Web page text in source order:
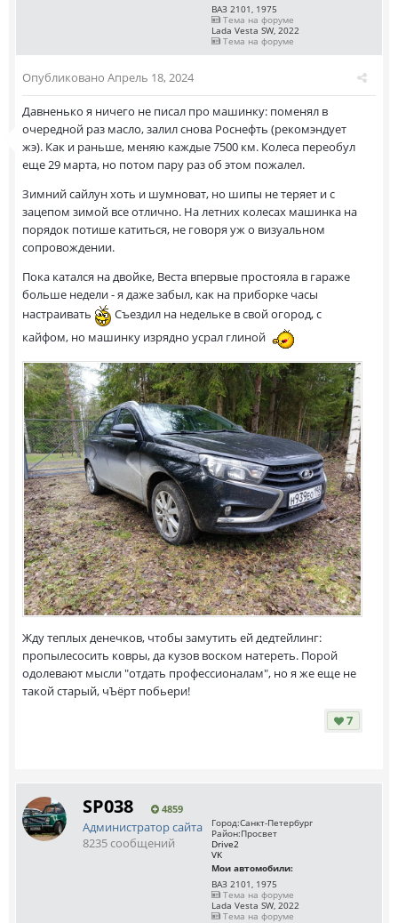
ВАЗ 2101, 1975
Тема на форуме
Lada Vesta SW, 2022
Тема на форуме
Опубликовано Апрель 18, 2024
Давненько я ничего не писал про машинку: поменял в
очередной раз масло, залил снова Роснефть (рекомэндует
жэ). Как и раньше, меняю каждые 7500 км. Колеса переобул
еще 29 марта, но потом пару раз об этом пожалел.
Зимний сайлун хоть и шумноват, но шипы не теряет и с
зацепом зимой все отлично. На летних колесах машинка на
порядок потише катиться, не говоря уж о визуальном
сопровождении.
Пока катался на двойке, Веста впервые простояла в гараже
больше недели - я даже забыл, как на приборке часы
настраивать
Съездил на недельке в свой огород, с
кайфом, но машинку изрядно усрал глиной
Жду теплых денечков, чтобы замутить ей дедтейлинг:
пропылесосить ковры, да кузов воском натереть. Порой
одолевают мысли "отдать профессионалам", но я же еще не
такой старый, чЪёрт побьери!
7
SP038 4859
Администратор сайта
8235 сообщений
Город:Санкт-Петербург
Район:Просвет
Drive2
VK
Мои автомобили:
ВАЗ 2101, 1975
Тема на форуме
Lada Vesta SW, 2022
Тема на форуме